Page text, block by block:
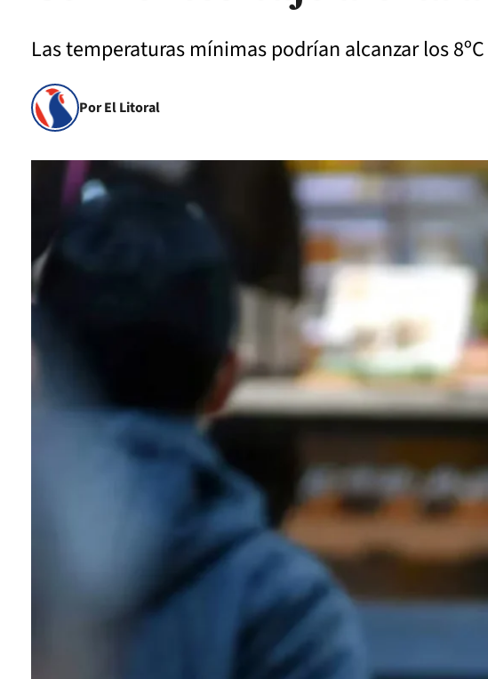
Las temperaturas mínimas podrían alcanzar los
Por El Litoral